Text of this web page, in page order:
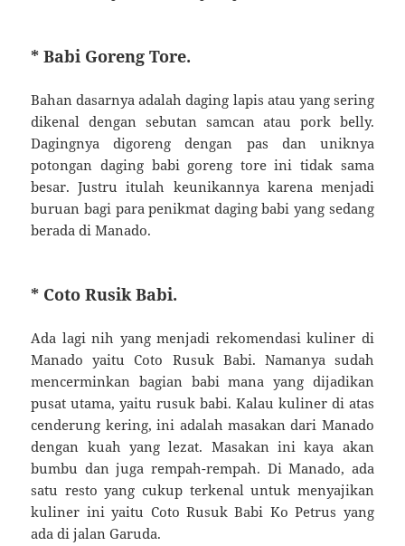
* Babi Goreng Tore.
Bahan dasarnya adalah daging lapis atau yang sering
dikenal dengan sebutan samcan atau pork belly.
Dagingnya digoreng dengan pas dan uniknya
potongan daging babi goreng tore ini tidak sama
besar. Justru itulah keunikannya karena menjadi
buruan bagi para penikmat daging babi yang sedang
berada di Manado.
* Coto Rusik Babi.
Ada lagi nih yang menjadi rekomendasi kuliner di
Manado yaitu Coto Rusuk Babi. Namanya sudah
mencerminkan bagian babi mana yang dijadikan
pusat utama, yaitu rusuk babi. Kalau kuliner di atas
cenderung kering, ini adalah masakan dari Manado
dengan kuah yang lezat. Masakan ini kaya akan
bumbu dan juga rempah-rempah. Di Manado, ada
satu resto yang cukup terkenal untuk menyajikan
kuliner ini yaitu Coto Rusuk Babi Ko Petrus yang
ada di jalan Garuda.